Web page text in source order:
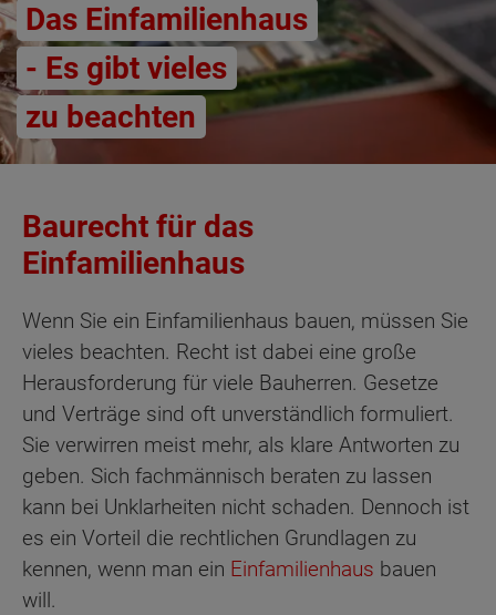
Das Einfamilienhaus
- Es gibt vieles
zu beachten
Baurecht für das
Einfamilienhaus
Wenn Sie ein Einfamilienhaus bauen, müssen Sie
vieles beachten. Recht ist dabei eine große
Herausforderung für viele Bauherren. Gesetze
und Verträge sind oft unverständlich formuliert.
Sie verwirren meist mehr, als klare Antworten zu
geben. Sich fachmännisch beraten zu lassen
kann bei Unklarheiten nicht schaden. Dennoch ist
es ein Vorteil die rechtlichen Grundlagen zu
kennen, wenn man ein Einfamilienhaus bauen
will.